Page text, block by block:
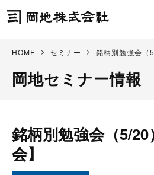
HOME セミナー 銘柄別勉強会（
岡地セミナー情報
銘柄別勉強会（5/
会】